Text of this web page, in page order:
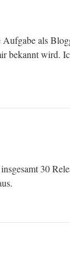
als
bekannt wird.
30